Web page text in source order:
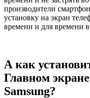
производители
установку на экран
времени и для времени
А как
Главном
Samsung?